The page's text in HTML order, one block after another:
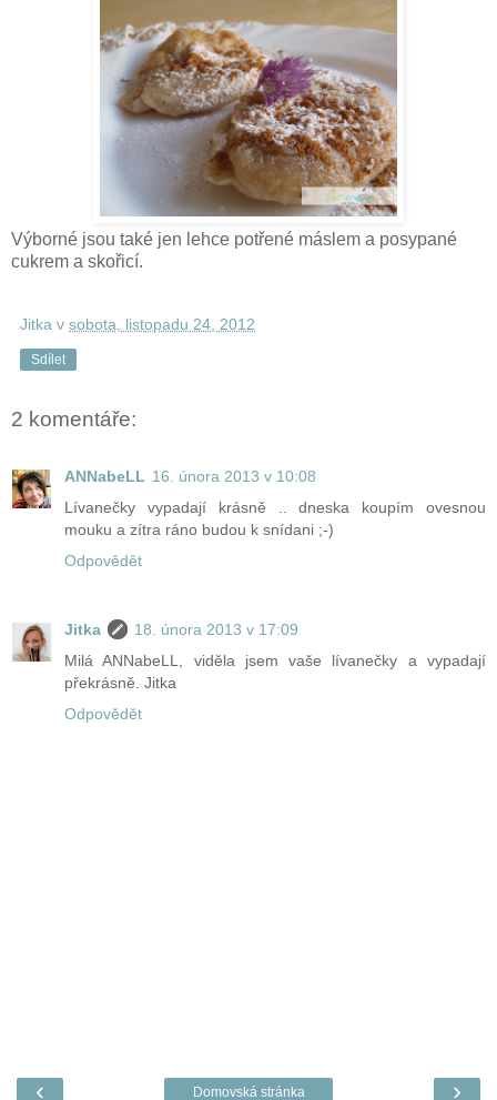
Výborné jsou také jen lehce potřené máslem a posypané
cukrem a skořicí.
Jitka v sobota, listopadu 24, 2012
Sdílet
2 komentáře:
ANNabeLL 16. února 2013 v 10:08
Lívanečky vypadají krásně .. dneska koupím ovesnou
mouku a zítra ráno budou k snídani ;-)
Odpovědět
Jitka
18. února 2013 v 17:09
Milá ANNabeLL, viděla jsem vaše lívanečky a vypadají
překrásně. Jitka
Odpovědět
‹ ›
Domovská stránka